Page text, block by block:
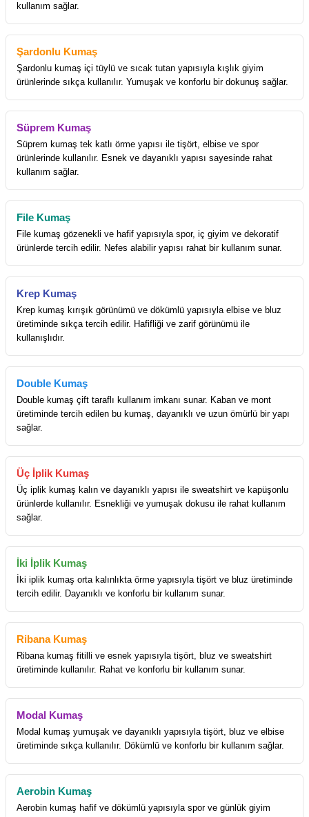
kullanım sağlar.
Şardonlu Kumaş
Şardonlu kumaş içi tüylü ve sıcak tutan yapısıyla kışlık giyim
ürünlerinde sıkça kullanılır. Yumuşak ve konforlu bir dokunuş sağlar.
Süprem Kumaş
Süprem kumaş tek katlı örme yapısı ile tişört, elbise ve spor
ürünlerinde kullanılır. Esnek ve dayanıklı yapısı sayesinde rahat
kullanım sağlar.
File Kumaş
File kumaş gözenekli ve hafif yapısıyla spor, iç giyim ve dekoratif
ürünlerde tercih edilir. Nefes alabilir yapısı rahat bir kullanım sunar.
Krep Kumaş
Krep kumaş kırışık görünümü ve dökümlü yapısıyla elbise ve bluz
üretiminde sıkça tercih edilir. Hafifliği ve zarif görünümü ile
kullanışlıdır.
Double Kumaş
Double kumaş çift taraflı kullanım imkanı sunar. Kaban ve mont
üretiminde tercih edilen bu kumaş, dayanıklı ve uzun ömürlü bir yapı
sağlar.
Üç İplik Kumaş
Üç iplik kumaş kalın ve dayanıklı yapısı ile sweatshirt ve kapüşonlu
ürünlerde kullanılır. Esnekliği ve yumuşak dokusu ile rahat kullanım
sağlar.
İki İplik Kumaş
İki iplik kumaş orta kalınlıkta örme yapısıyla tişört ve bluz üretiminde
tercih edilir. Dayanıklı ve konforlu bir kullanım sunar.
Ribana Kumaş
Ribana kumaş fitilli ve esnek yapısıyla tişört, bluz ve sweatshirt
üretiminde kullanılır. Rahat ve konforlu bir kullanım sunar.
Modal Kumaş
Modal kumaş yumuşak ve dayanıklı yapısıyla tişört, bluz ve elbise
üretiminde sıkça kullanılır. Dökümlü ve konforlu bir kullanım sağlar.
Aerobin Kumaş
Aerobin kumaş hafif ve dökümlü yapısıyla spor ve günlük giyim